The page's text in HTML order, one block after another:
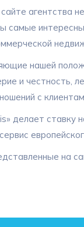
агентства
самые
нашей
и честность,
с
делает ставку
на